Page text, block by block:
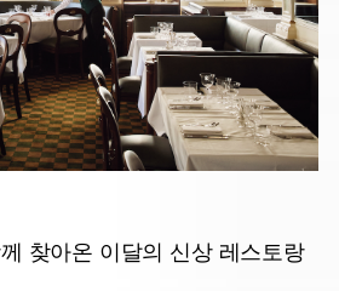
찾아온 이달의 신상 레스토랑